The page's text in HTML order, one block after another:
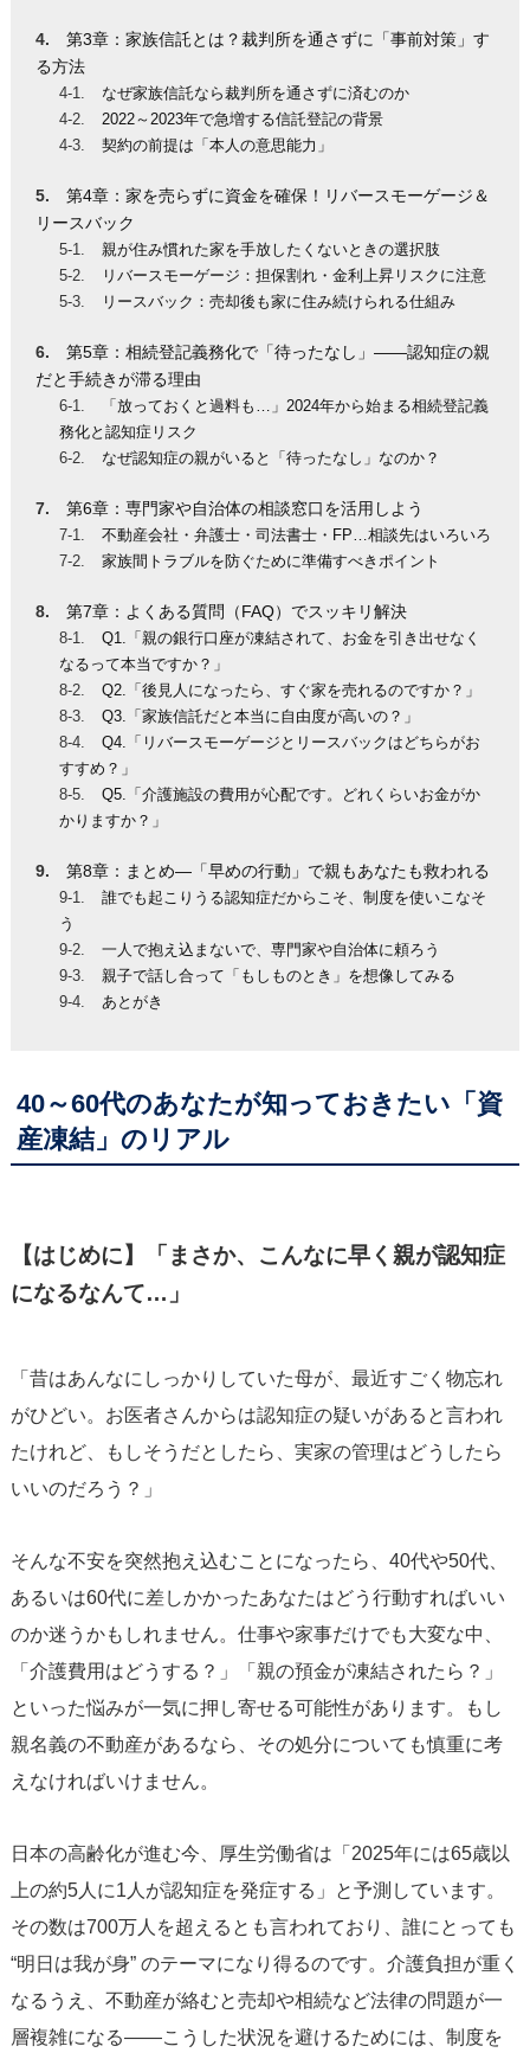
第3章：家族信託とは？裁判所を通さずに「事前対策」す
る方法
なぜ家族信託なら裁判所を通さずに済むのか
2022～2023年で急増する信託登記の背景
契約の前提は「本人の意思能力」
第4章：家を売らずに資金を確保！リバースモーゲージ＆
リースバック
親が住み慣れた家を手放したくないときの選択肢
リバースモーゲージ：担保割れ・金利上昇リスクに注意
リースバック：売却後も家に住み続けられる仕組み
第5章：相続登記義務化で「待ったなし」——認知症の親
だと手続きが滞る理由
「放っておくと過料も…」2024年から始まる相続登記義
務化と認知症リスク
なぜ認知症の親がいると「待ったなし」なのか？
第6章：専門家や自治体の相談窓口を活用しよう
不動産会社・弁護士・司法書士・FP…相談先はいろいろ
家族間トラブルを防ぐために準備すべきポイント
第7章：よくある質問（FAQ）でスッキリ解決
Q1.「親の銀行口座が凍結されて、お金を引き出せなく
なるって本当ですか？」
Q2.「後見人になったら、すぐ家を売れるのですか？」
Q3.「家族信託だと本当に自由度が高いの？」
Q4.「リバースモーゲージとリースバックはどちらがお
すすめ？」
Q5.「介護施設の費用が心配です。どれくらいお金がか
かりますか？」
第8章：まとめ—「早めの行動」で親もあなたも救われる
誰でも起こりうる認知症だからこそ、制度を使いこなそ
う
一人で抱え込まないで、専門家や自治体に頼ろう
親子で話し合って「もしものとき」を想像してみる
あとがき
40～60代のあなたが知っておきたい「資
産凍結」のリアル
【はじめに】「まさか、こんなに早く親が認知症
になるなんて…」
「昔はあんなにしっかりしていた母が、最近すごく物忘れ
がひどい。お医者さんからは認知症の疑いがあると言われ
たけれど、もしそうだとしたら、実家の管理はどうしたら
いいのだろう？」
そんな不安を突然抱え込むことになったら、40代や50代、
あるいは60代に差しかかったあなたはどう行動すればいい
のか迷うかもしれません。仕事や家事だけでも大変な中、
「介護費用はどうする？」「親の預金が凍結されたら？」
といった悩みが一気に押し寄せる可能性があります。もし
親名義の不動産があるなら、その処分についても慎重に考
えなければいけません。
日本の高齢化が進む今、厚生労働省は「2025年には65歳以
上の約5人に1人が認知症を発症する」と予測しています。
その数は700万人を超えるとも言われており、誰にとっても
“明日は我が身” のテーマになり得るのです。介護負担が重く
なるうえ、不動産が絡むと売却や相続など法律の問題が一
層複雑になる——こうした状況を避けるためには、制度を